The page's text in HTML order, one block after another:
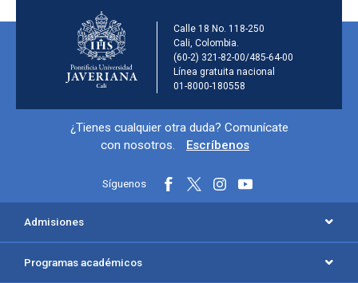
Información de la
Calle 18 No. 118-250
Cali, Colombia.
(60-2) 321-82-00/485-64-00
Línea gratuita nacional
01-8000-180558
Información y redes sociales
¿Tienes cualquier otra duda? Comunícate
con nosotros.
Escríbenos
Síguenos
Menú principal del footer
Admisiones
Programas académicos